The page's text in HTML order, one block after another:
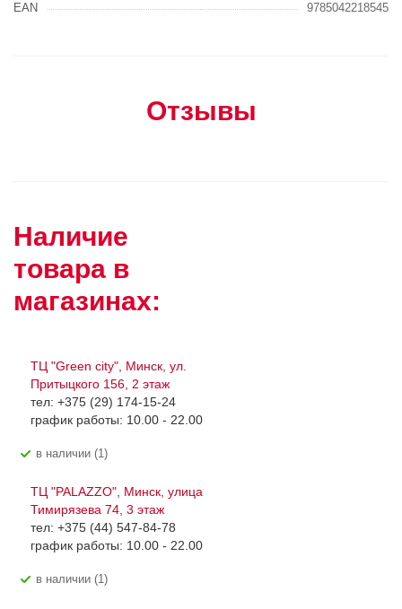
EAN 9785042218545
Отзывы
Наличие
товара в
магазинах:
ТЦ "Green city", Минск, ул.
Притыцкого 156, 2 этаж
тел: +375 (29) 174-15-24
график работы: 10.00 - 22.00
В наличии (1)
ТЦ "PALAZZO", Минск, улица
Тимирязева 74, 3 этаж
тел: +375 (44) 547-84-78
график работы: 10.00 - 22.00
В наличии (1)